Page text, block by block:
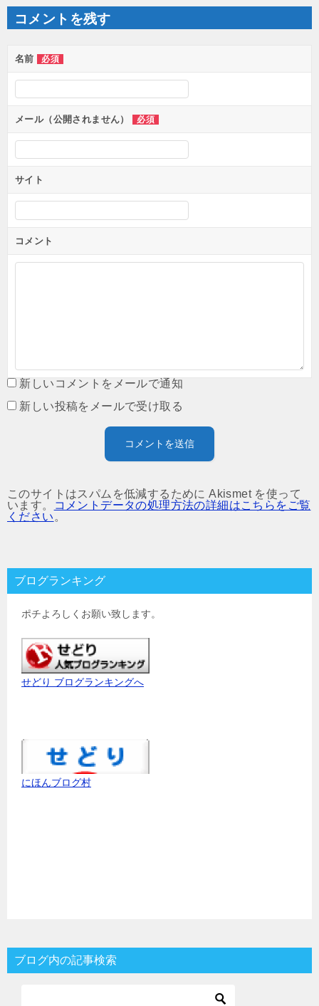
ゲ
ー
シ
ン
コメントを残す
名前 必須
メール（公開されません） 必須
サイト
コメント
新しいコメントをメールで通知
新しい投稿をメールで受け取る
このサイトはスパムを低減するために Akismet を使って
います。
コメントデータの処理方法の詳細はこちらをご覧
ください 。
ブログランキング
ポチよろしくお願い致します。
せどり ブログランキングへ
にほんブログ村
ブログ内の記事検索